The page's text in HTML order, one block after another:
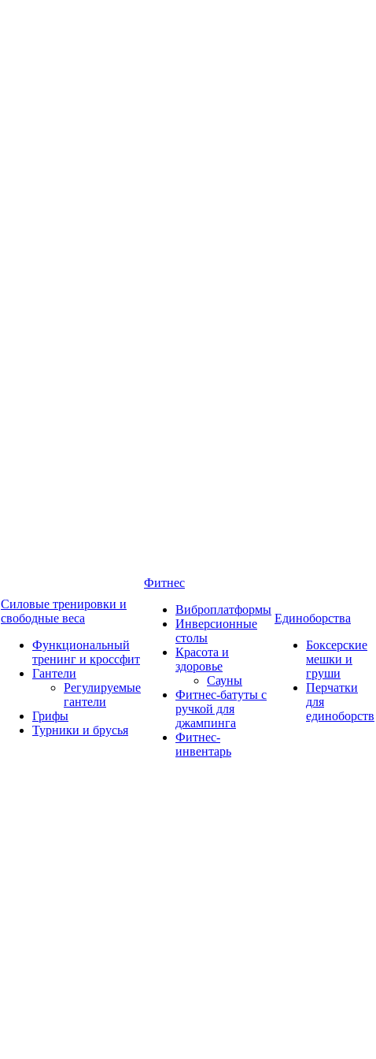
Силовые тренировки и
свободные веса
Функциональный
тренинг и кроссфит
Гантели
Регулируемые
гантели
Грифы
Турники и брусья
Фитнес
Виброплатформы
Инверсионные
столы
Красота и
здоровье
Сауны
Фитнес-батуты с
ручкой для
джампинга
Фитнес-
инвентарь
Единоборства
Боксерские
мешки и
груши
Перчатки
для
единоборств